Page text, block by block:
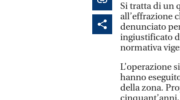
Si tratta di un
all’effrazione
denunciato
ingiustificato
normativa
L’operazione
hanno
della zona.